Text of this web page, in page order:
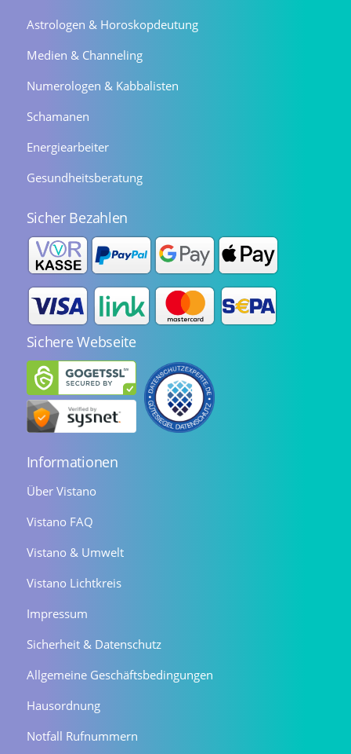
Astrologen & Horoskopdeutung
Medien & Channeling
Numerologen & Kabbalisten
Schamanen
Energiearbeiter
Gesundheitsberatung
Sicher Bezahlen
Sichere Webseite
Informationen
Über Vistano
Vistano FAQ
Vistano & Umwelt
Vistano Lichtkreis
Impressum
Sicherheit & Datenschutz
Allgemeine Geschäftsbedingungen
Hausordnung
Notfall Rufnummern